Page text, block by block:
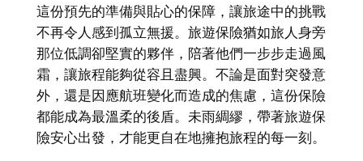
這份預先的準備與貼心的保障，讓旅途中的挑戰
不再令人感到孤立無援。旅遊保險猶如旅人身旁
那位低調卻堅實的夥伴，陪著他們一步步走過風
霜，讓旅程能夠從容且盡興。不論是面對突發意
外，還是因應航班變化而造成的焦慮，這份保險
都能成為最溫柔的後盾。未雨綢繆，帶著旅遊保
險安心出發，才能更自在地擁抱旅程的每一刻。